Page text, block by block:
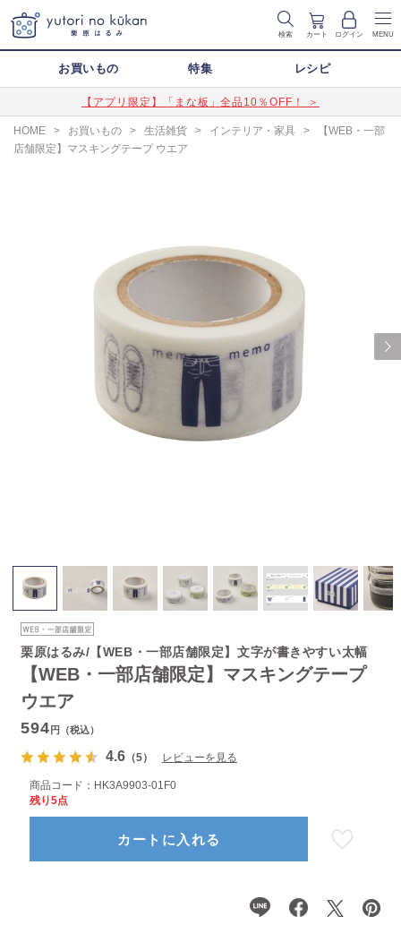
検索 カート ログイン MENU
お買いもの 特集 レシピ
【アプリ限定】「まな板」全品10％OFF！ ＞
HOME > お買いもの > 生活雑貨 > インテリア・家具 >
【WEB・一部
店舗限定】マスキングテープ ウエア
Next
【WEB・一部店舗限定】マスキングテープ
ウエア
栗原はるみ/【WEB・一部店舗限定】文字が書きやすい太幅
594 円（税込）
4.6（5） レビューを見る
商品コード： HK3A9903-01F0
残り5点
カートに入れる